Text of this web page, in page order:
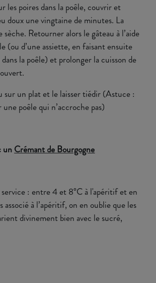
les poires dans la poêle, couvrir et
doux une vingtaine de minutes. La
Retourner alors le gâteau à l’aide
(ou d’une assiette, en faisant ensuite
la poêle) et prolonger la cuisson de
sur un plat et le laisser tiédir (Astuce :
poêle qui n’accroche pas)
un Crémant de Bourgogne
: entre 4 et 8°C à l'apéritif et en
associé à l’apéritif, on en oublie que les
divinement bien avec le sucré,